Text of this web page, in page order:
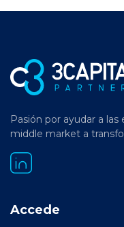
Pasión por ayudar a las
middle market a
Accede